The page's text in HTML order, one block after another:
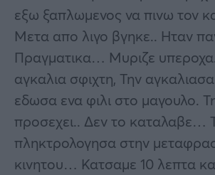
εξω ξαπλωμενος να πινω τον
Μετα απο λιγο βγηκε.. Ηταν
Πραγματικα… Μυριζε
αγκαλια σφιχτη, Την
εδωσα ενα φιλι στο μαγουλο.
προσεχει.. Δεν το καταλαβε…
πληκτρολογησα στην
κινητου… Κατσαμε 10 λεπτα